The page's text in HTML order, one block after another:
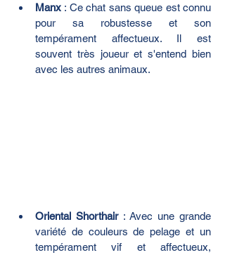
Manx : Ce chat sans queue est connu
pour sa robustesse et son
tempérament affectueux. Il est
souvent très joueur et s'entend bien
avec les autres animaux.
Oriental Shorthair : Avec une grande
variété de couleurs de pelage et un
tempérament vif et affectueux,